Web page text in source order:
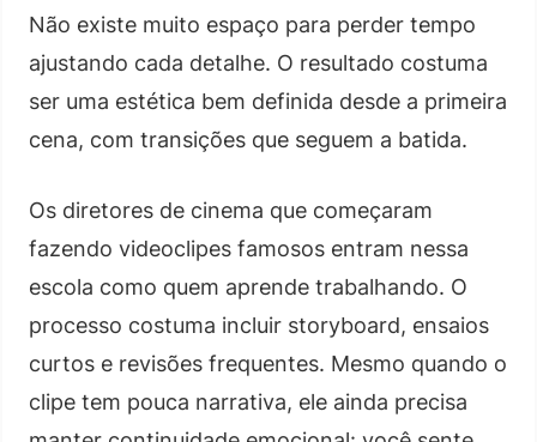
Não existe muito espaço para perder tempo
ajustando cada detalhe. O resultado costuma
ser uma estética bem definida desde a primeira
cena, com transições que seguem a batida.
Os diretores de cinema que começaram
fazendo videoclipes famosos entram nessa
escola como quem aprende trabalhando. O
processo costuma incluir storyboard, ensaios
curtos e revisões frequentes. Mesmo quando o
clipe tem pouca narrativa, ele ainda precisa